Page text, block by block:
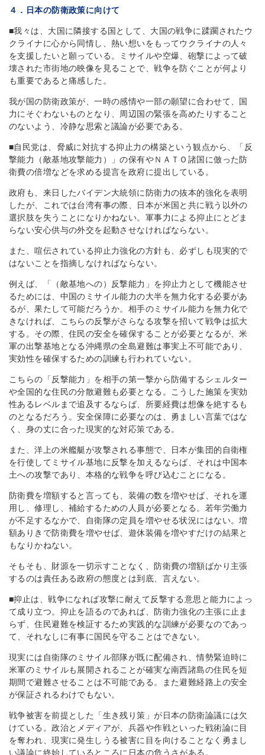
４．日本の防衛政策に向けて
■我々は、大国に隣接する国として、大国の戦争に蹂躙されたウ
クライナに心から同情し、熱い想いをもってウクライナの人々
を支援したいと願っている。ミサイルや空爆、砲撃によって破
壊された市街地の映像を見ることで、戦争を防ぐことが何より
も重要であると痛感した。
我が国の防衛政策が、一時の感情や一部の願望に合わせて、国
力にそぐわないものとなり、周辺国の緊張を高めたりすること
のないよう、冷静な思索と議論が必要である。
■自民党は、脅威に対抗する抑止力の構築という観点から、「反
撃能力（敵基地攻撃能力）」の保有やＮＡＴＯ諸国に倣った防
衛費の倍増などを求める提言を政府に提出している。
政府も、来日したバイデン大統領に防衛力の抜本的強化を表明
したが、これでは台湾有事の際、日本が米国と共に戦う以外の
選択肢を失うことになりかねない。軍事力による抑止にとどま
らない安心供与の外交を起動させなければならない。
また、喧伝されている抑止力強化の方針も、必ずしも現実的で
はないことを指摘しなければならない。
例えば、「（敵基地への）反撃能力」を抑止力として機能させ
るためには、中国のミサイル能力の大半を無力化する必要があ
るが、果たして可能だろうか。相手のミサイル能力を無力化で
きなければ、こちらの反撃がさらなる攻撃を招いて戦争は拡大
する。その際、住民の安全を確保することが必要となるが、米
軍の出撃基地となる沖縄県の全島避難は事実上不可能であり、
実効性を確保するための訓練も行われていない。
こちらの「反撃能力」を相手の第一撃から防備するシェルター
や全国的な住民の分散避難も必要となる。こうした施策を実効
性あるレベルまで追及するならば、所要経費は想像を絶するも
のとなるだろう。安全保障に必要なのは、勇ましい言葉ではな
く、身の丈に合った現実的な対応策である。
また、洋上の米艦艇が攻撃される事態で、日本が集団的自衛権
を行使してミサイル基地に反撃を加えるならば、それは中国本
土への攻撃であり、本格的な戦争を呼び込むことになる。
防衛費を増額すると言っても、装備の数を増やせば、それを運
用し、修理し、補給するための人員が必要となる。若年労働力
が不足するなかで、自衛隊の定員を増やせる状況にはない。増
額ありきで防衛費を増やせば、遊休装備を増やすだけの結果と
もなりかねない。
そもそも、財源を一切示すことなく、防衛費の増額ばかり主張
するのは責任ある政府の態度とは到底、言えない。
■抑止は、戦争になれば攻撃に耐えて反撃する意思と能力によっ
て成り立つ。抑止を語るのであれば、防衛力強化の主張に止ま
らず、住民避難を検証するため実践的な訓練が必要なのであっ
て、それなしに有事に国民を守ることはできない。
現実には自衛隊のミサイル部隊が既に配備され、情勢緊迫時に
米軍のミサイルも展開されることが確実な南西諸島の住民を短
期間で避難させることは不可能である。また避難経路上の安全
が保証されるわけでもない。
戦争被害を前提とした「生き残り策」が日本の防衛論議には欠
けている。政治とメディアが、兵器や作戦といった戦術論に目
を奪われ、現実に発生しうる被害に目を向けることなく勇まし
い議論に終始しているところに日本の危うさがある。